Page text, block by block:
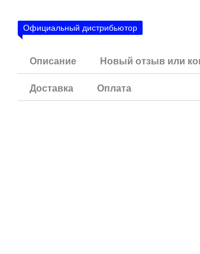
Официальный дистрибьютор
Описание Новый отзыв или
Доставка Оплата